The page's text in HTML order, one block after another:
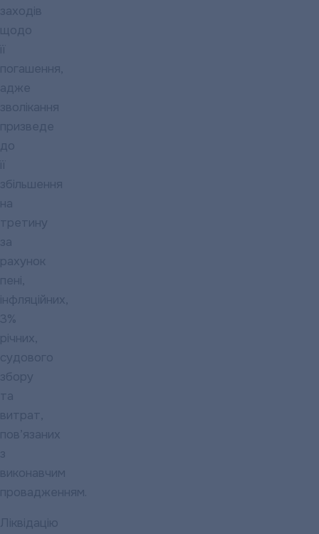
заходів
щодо
її
погашення,
адже
зволікання
призведе
до
її
збільшення
на
третину
за
рахунок
пені,
інфляційних,
3%
річних,
судового
збору
та
витрат,
пов’язаних
з
виконавчим
провадженням.
Ліквідацію